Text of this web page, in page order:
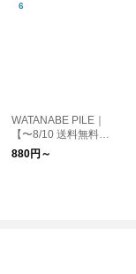
WATANABE PILE｜
【〜8/10 送料無料】
なめらかバンガロール
organic きなり
880円～